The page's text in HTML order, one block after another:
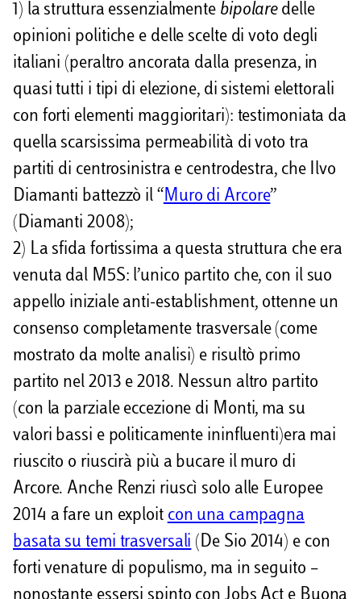
1) la struttura essenzialmente bipolare delle
opinioni politiche e delle scelte di voto degli
italiani (peraltro ancorata dalla presenza, in
quasi tutti i tipi di elezione, di sistemi elettorali
con forti elementi maggioritari): testimoniata da
quella scarsissima permeabilità di voto tra
partiti di centrosinistra e centrodestra, che Ilvo
Diamanti battezzò il “Muro di Arcore”
(Diamanti 2008);
2) La sfida fortissima a questa struttura che era
venuta dal M5S: l’unico partito che, con il suo
appello iniziale anti-establishment, ottenne un
consenso completamente trasversale (come
mostrato da molte analisi) e risultò primo
partito nel 2013 e 2018. Nessun altro partito
(con la parziale eccezione di Monti, ma su
valori bassi e politicamente ininfluenti)era mai
riuscito o riuscirà più a bucare il muro di
Arcore. Anche Renzi riuscì solo alle Europee
2014 a fare un exploit con una campagna
basata su temi trasversali (De Sio 2014) e con
forti venature di populismo, ma in seguito –